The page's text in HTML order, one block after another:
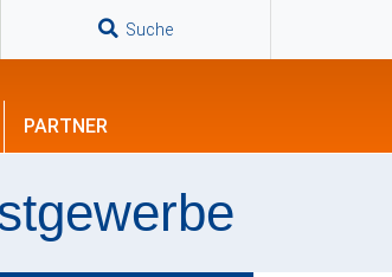
Suche
PARTNER